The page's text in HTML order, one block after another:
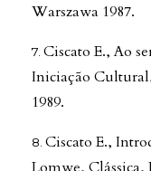
Warszawa 1987.
Ciscato E., Ao
Iniciação
1989.
Ciscato E.,